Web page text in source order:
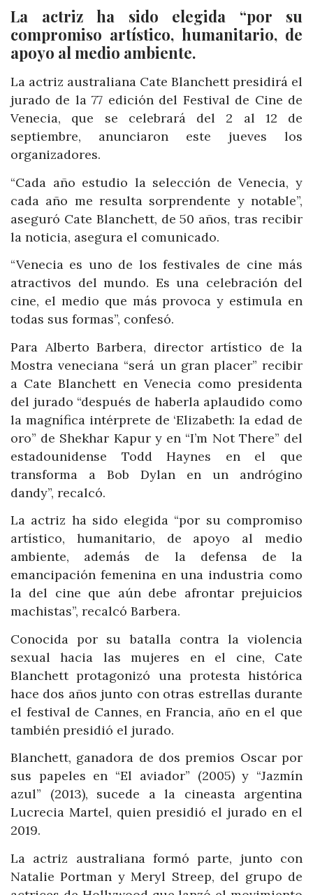
La actriz ha sido elegida “por su
compromiso artístico, humanitario, de
apoyo al medio ambiente.
La actriz australiana Cate Blanchett presidirá el
jurado de la 77 edición del Festival de Cine de
Venecia, que se celebrará del 2 al 12 de
septiembre, anunciaron este jueves los
organizadores.
“Cada año estudio la selección de Venecia, y
cada año me resulta sorprendente y notable”,
aseguró Cate Blanchett, de 50 años, tras recibir
la noticia, asegura el comunicado.
“Venecia es uno de los festivales de cine más
atractivos del mundo. Es una celebración del
cine, el medio que más provoca y estimula en
todas sus formas”, confesó.
Para Alberto Barbera, director artístico de la
Mostra veneciana “será un gran placer” recibir
a Cate Blanchett en Venecia como presidenta
del jurado “después de haberla aplaudido como
la magnífica intérprete de ‘Elizabeth: la edad de
oro” de Shekhar Kapur y en “I’m Not There” del
estadounidense Todd Haynes en el que
transforma a Bob Dylan en un andrógino
dandy”, recalcó.
La actriz ha sido elegida “por su compromiso
artístico, humanitario, de apoyo al medio
ambiente, además de la defensa de la
emancipación femenina en una industria como
la del cine que aún debe afrontar prejuicios
machistas”, recalcó Barbera.
Conocida por su batalla contra la violencia
sexual hacia las mujeres en el cine, Cate
Blanchett protagonizó una protesta histórica
hace dos años junto con otras estrellas durante
el festival de Cannes, en Francia, año en el que
también presidió el jurado.
Blanchett, ganadora de dos premios Oscar por
sus papeles en “El aviador” (2005) y “Jazmín
azul” (2013), sucede a la cineasta argentina
Lucrecia Martel, quien presidió el jurado en el
2019.
La actriz australiana formó parte, junto con
Natalie Portman y Meryl Streep, del grupo de